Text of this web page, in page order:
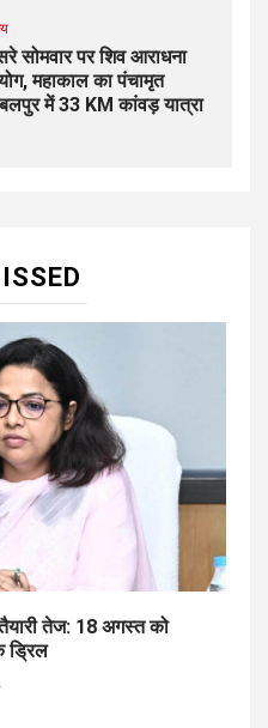
सोमवार पर शिव आराधना
महाकाल का पंचामृत
में 33 KM कांवड़ यात्रा
तेज: 18 अगस्त को
ड्रिल